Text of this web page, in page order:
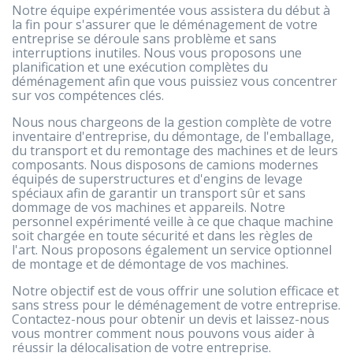
Notre équipe expérimentée vous assistera du début à
la fin pour s'assurer que le déménagement de votre
entreprise se déroule sans problème et sans
interruptions inutiles. Nous vous proposons une
planification et une exécution complètes du
déménagement afin que vous puissiez vous concentrer
sur vos compétences clés.
Nous nous chargeons de la gestion complète de votre
inventaire d'entreprise, du démontage, de l'emballage,
du transport et du remontage des machines et de leurs
composants. Nous disposons de camions modernes
équipés de superstructures et d'engins de levage
spéciaux afin de garantir un transport sûr et sans
dommage de vos machines et appareils. Notre
personnel expérimenté veille à ce que chaque machine
soit chargée en toute sécurité et dans les règles de
l'art. Nous proposons également un service optionnel
de montage et de démontage de vos machines.
Notre objectif est de vous offrir une solution efficace et
sans stress pour le déménagement de votre entreprise.
Contactez-nous pour obtenir un devis et laissez-nous
vous montrer comment nous pouvons vous aider à
réussir la délocalisation de votre entreprise.